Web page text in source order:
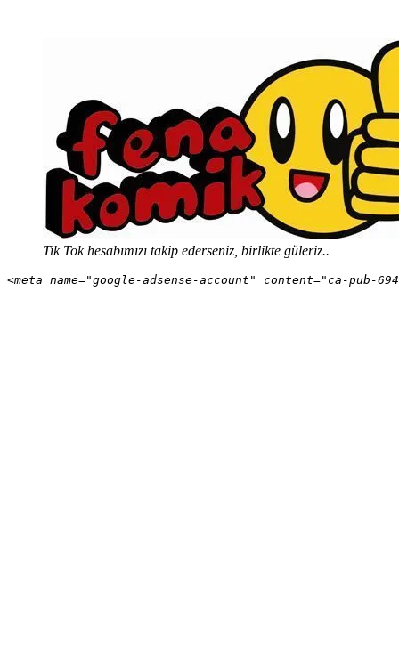
Tik Tok hesabımızı takip ederseniz, birlikte güleriz..
<meta name="google-adsense-account" content="ca-pub-